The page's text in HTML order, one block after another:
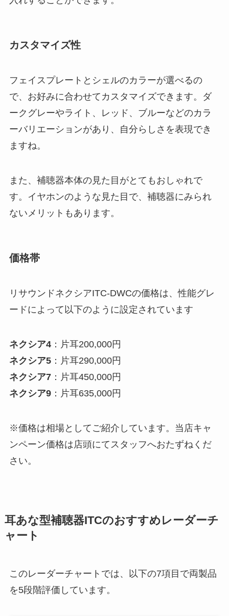
カスタマイズ性
フェイスプレートとシェルのカラーが選べるの
で、お好みに合わせてカスタマイズできます。ダ
ークグレーやライト、レッド、ブルーなどのカラ
ーバリエーションがあり、自分らしさを表現でき
ますね。
また、補聴器本体の見た目がとてもおしゃれで
す。イヤホンのような見た目で、補聴器にみられ
ないメリットもあります。
価格帯
リサウンドネクシアITC-DWCの価格は、性能グレ
ードによって以下のように設定されています
ネクシア4：片耳200,000円
ネクシア5：片耳290,000円
ネクシア7：片耳450,000円
ネクシア9：片耳635,000円
※価格は相場としてご紹介しています。当店キャ
ンペーン価格は店頭にてスタッフへおたずねくだ
さい。
耳あな型補聴器ITCのおすすめレーダーチ
ャート
このレーダーチャートでは、以下の7項目で両製品
を5段階評価しています。